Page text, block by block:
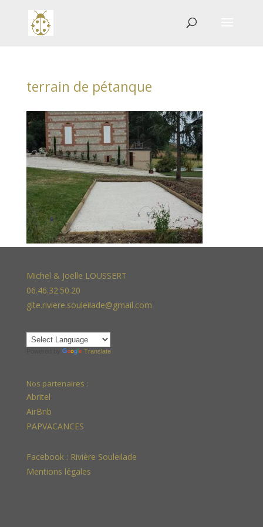
terrain de pétanque
Michel & Joëlle LOUSSERT
06.46.32.50.20
gite.riviere.souleilade@gmail.com
Translate
Nos partenaires :
Abritel
AirBnb
PAPVACANCES
Facebook : Rivière Souleilade
Mentions légales